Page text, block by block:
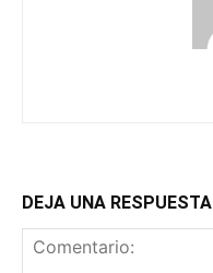
DEJA UNA RESPUESTA